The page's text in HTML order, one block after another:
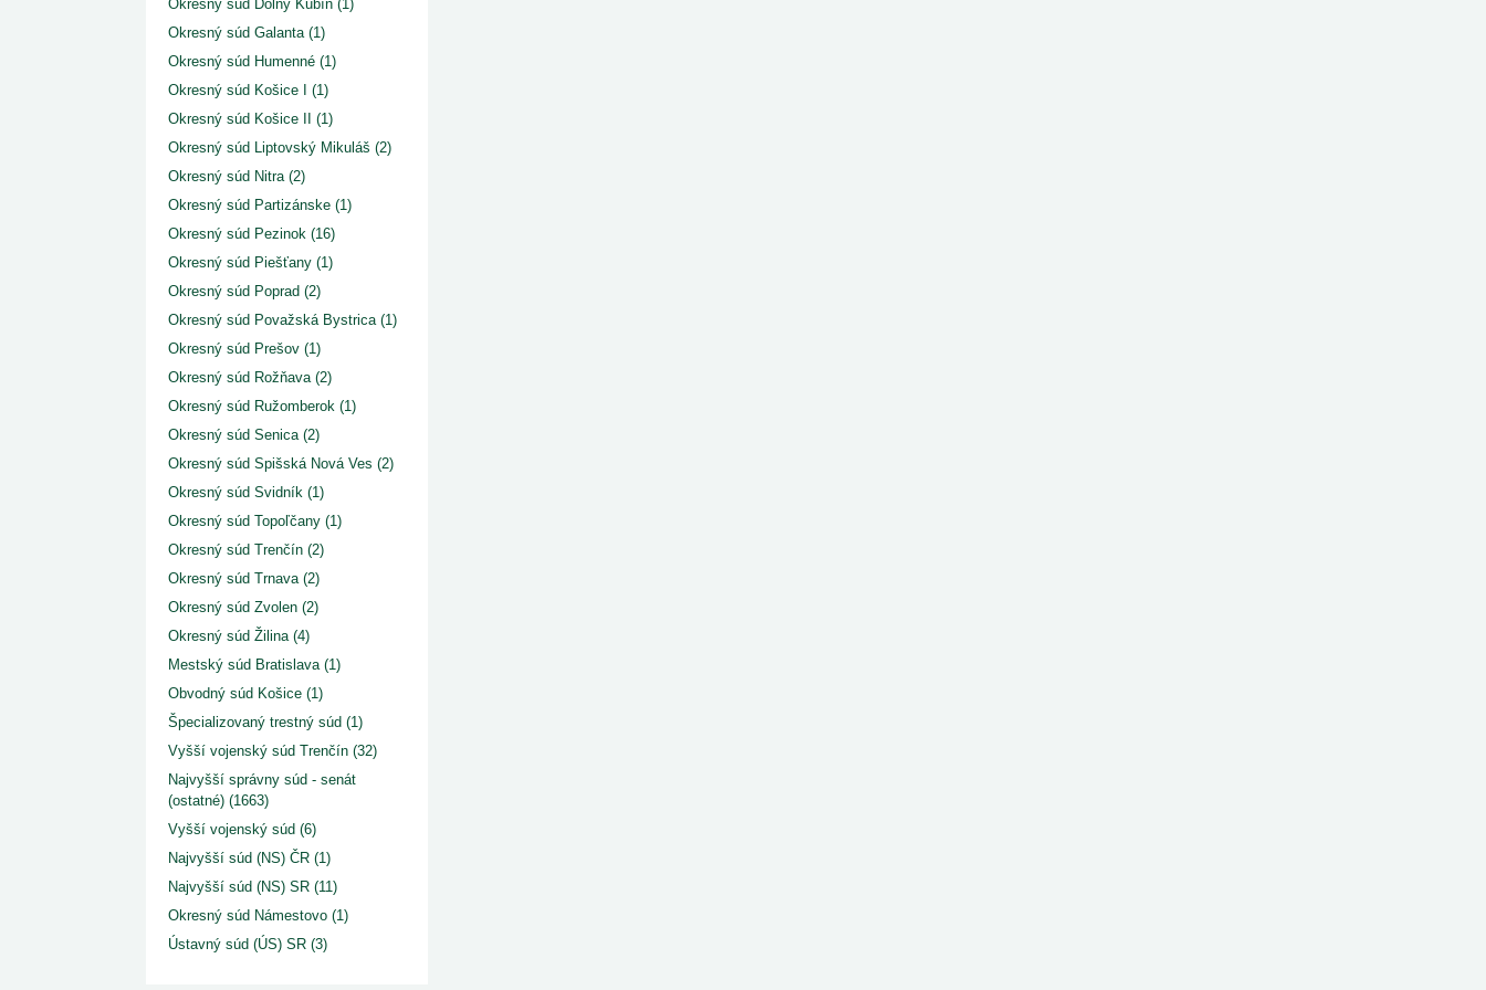
Okresný súd Dolný Kubín (1)
Okresný súd Galanta (1)
Okresný súd Humenné (1)
Okresný súd Košice I (1)
Okresný súd Košice II (1)
Okresný súd Liptovský Mikuláš (2)
Okresný súd Nitra (2)
Okresný súd Partizánske (1)
Okresný súd Pezinok (16)
Okresný súd Piešťany (1)
Okresný súd Poprad (2)
Okresný súd Považská Bystrica (1)
Okresný súd Prešov (1)
Okresný súd Rožňava (2)
Okresný súd Ružomberok (1)
Okresný súd Senica (2)
Okresný súd Spišská Nová Ves (2)
Okresný súd Svidník (1)
Okresný súd Topoľčany (1)
Okresný súd Trenčín (2)
Okresný súd Trnava (2)
Okresný súd Zvolen (2)
Okresný súd Žilina (4)
Mestský súd Bratislava (1)
Obvodný súd Košice (1)
Špecializovaný trestný súd (1)
Vyšší vojenský súd Trenčín (32)
Najvyšší správny súd - senát
(ostatné) (1663)
Vyšší vojenský súd (6)
Najvyšší súd (NS) ČR (1)
Najvyšší súd (NS) SR (11)
Okresný súd Námestovo (1)
Ústavný súd (ÚS) SR (3)